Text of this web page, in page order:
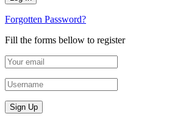
Forgotten Password?
Fill the forms bellow to register